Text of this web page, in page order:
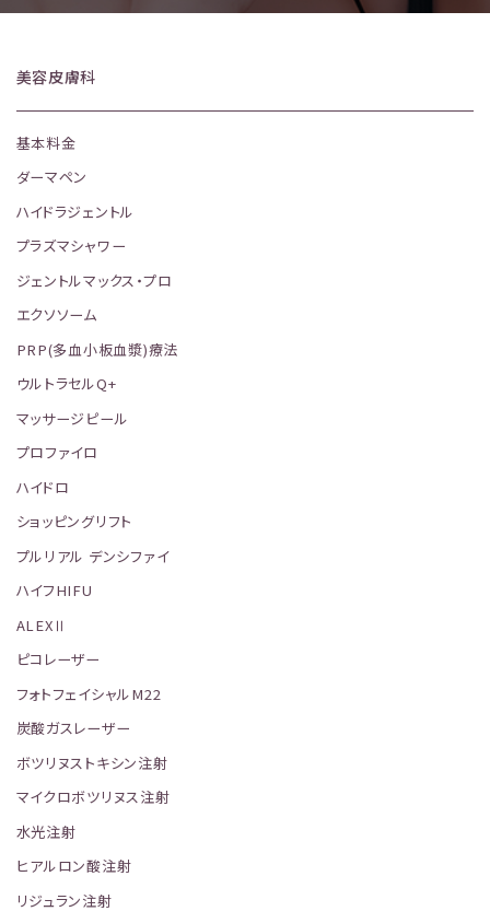
美容皮膚科
基本料金
ダーマペン
ハイドラジェントル
プラズマシャワー
ジェントルマックス・プロ
エクソソーム
PRP(多血小板血漿)療法
ウルトラセルQ+
マッサージピール
プロファイロ
ハイドロ
ショッピングリフト
プルリアル デンシファイ
ハイフHIFU
ALEXⅡ
ピコレーザー
フォトフェイシャルM22
炭酸ガスレーザー
ボツリヌストキシン注射
マイクロボツリヌス注射
水光注射
ヒアルロン酸注射
リジュラン注射